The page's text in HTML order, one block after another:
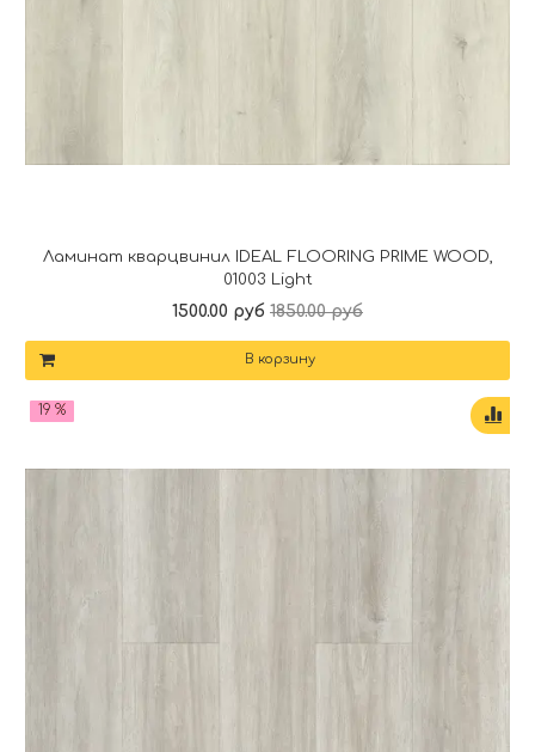
Ламинат кварцвинил IDEAL FLOORING PRIME WOOD,
01003 Light
1500.00 руб 1850.00 руб
В корзину
19 %